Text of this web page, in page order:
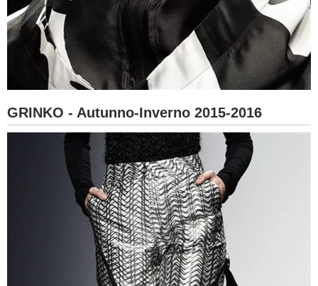
GRINKO - Autunno-Inverno 2015-2016